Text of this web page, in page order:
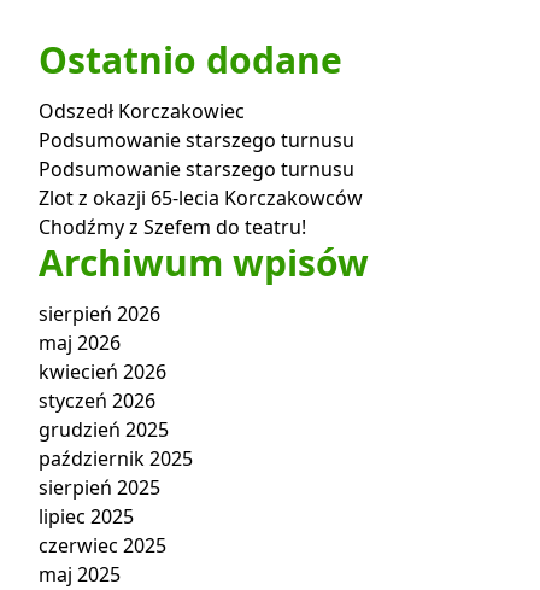
Ostatnio dodane
Odszedł Korczakowiec
Podsumowanie starszego turnusu
Podsumowanie starszego turnusu
Zlot z okazji 65-lecia Korczakowców
Chodźmy z Szefem do teatru!
Archiwum wpisów
sierpień 2026
maj 2026
kwiecień 2026
styczeń 2026
grudzień 2025
październik 2025
sierpień 2025
lipiec 2025
czerwiec 2025
maj 2025